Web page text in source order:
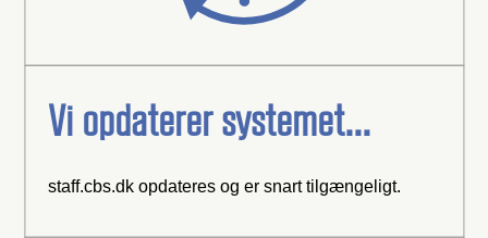
Vi opdaterer systemet...
staff.cbs.dk opdateres og er snart tilgængeligt.